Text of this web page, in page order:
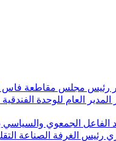
مجلس مقاطعة فاس المدينة
المدير العام للوحدة
الجمعوي والسياسي بفاس
الغرفة الصناعة التقليدية